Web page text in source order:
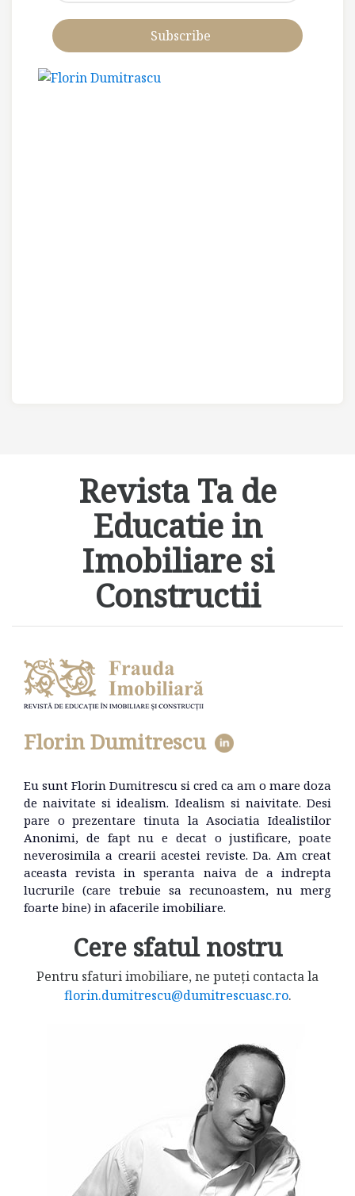
Revista Ta de
Educatie in
Imobiliare si
Constructii
Florin Dumitrescu
Eu sunt Florin Dumitrescu si cred ca am o mare doza
de naivitate si idealism. Idealism si naivitate. Desi
pare o prezentare tinuta la Asociatia Idealistilor
Anonimi, de fapt nu e decat o justificare, poate
neverosimila a crearii acestei reviste. Da. Am creat
aceasta revista in speranta naiva de a indrepta
lucrurile (care trebuie sa recunoastem, nu merg
foarte bine) in afacerile imobiliare.
Cere sfatul nostru
Pentru sfaturi imobiliare, ne puteți contacta la
florin.dumitrescu@dumitrescuasc.ro.